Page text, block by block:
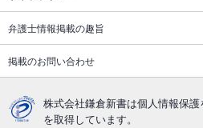
弁護士情報掲載の趣旨
掲載のお問い合わせ
株式会社鎌倉新書は個人情報保
を取得しています。